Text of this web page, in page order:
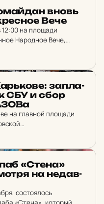
вновь
Вече
12:00 на площади
Народное Вече,
организации.
обсуждать на…
зап­ла­
СБУ и сбор
на главной площади
традиционное
паблики…
«Стена»
на не­дав­
состоялось